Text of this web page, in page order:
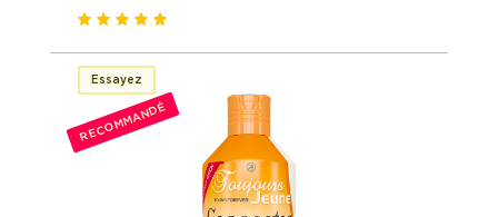
Essayez
RECOMMANDÉ